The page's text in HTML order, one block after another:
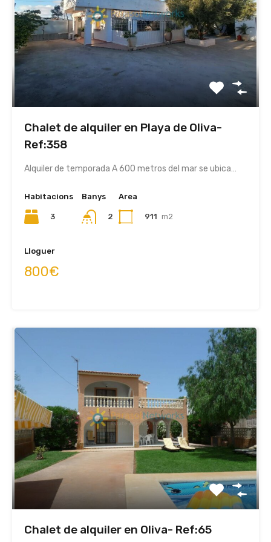
Chalet de alquiler en Playa de Oliva-
Ref:358
Alquiler de temporada A 600 metros del mar se ubica…
Habitacions
3
Banys
2
Area
911 m2
Lloguer
800€
Chalet de alquiler en Oliva- Ref:65